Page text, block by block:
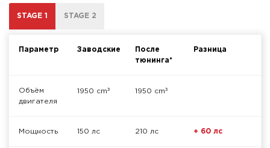
STAGE 1 STAGE 2
Параметр Заводские
После
тюнинга*
Разница
Объём
двигателя
1950 cm³ 1950 cm³
Мощность 150 лс 210 лс + 60 лс